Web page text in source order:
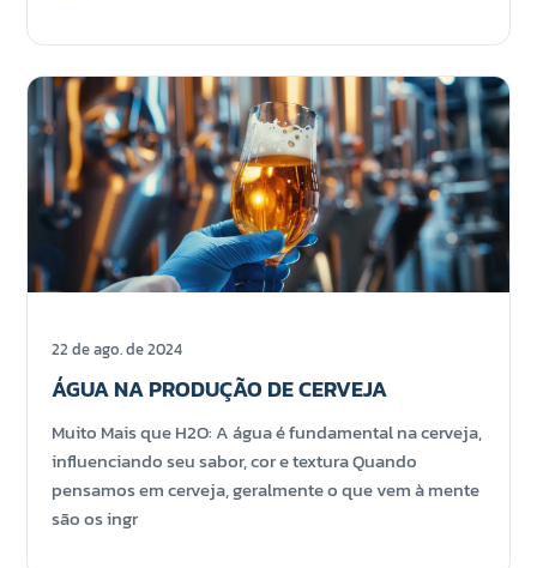
22 de ago. de 2024
ÁGUA NA PRODUÇÃO DE CERVEJA
Muito Mais que H2O: A água é fundamental na cerveja,
influenciando seu sabor, cor e textura Quando
pensamos em cerveja, geralmente o que vem à mente
são os ingr